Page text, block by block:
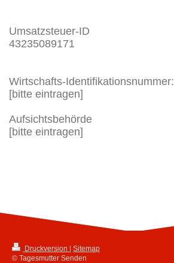
Umsatzsteuer-ID
43235089171
Wirtschafts-Identifikationsnummer:
[bitte eintragen]
Aufsichtsbehörde
[bitte eintragen]
Druckversion | Sitemap
© Tagesmutter Senden